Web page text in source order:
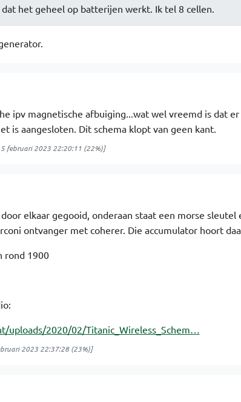
het geheel op batterijen werkt. Ik tel 8 cellen.
ipv magnetische afbuiging...wat wel vreemd is dat
is aangesloten. Dit schema klopt van geen kant.
februari 2023 22:20:11(22%)]
elkaar gegooid, onderaan staat een morse sleutel
ontvanger met coherer. Die accumulator hoort
rond 1900
uploads/2020/02/Titanic_Wireless_Schem…
2023 22:37:28(23%)]